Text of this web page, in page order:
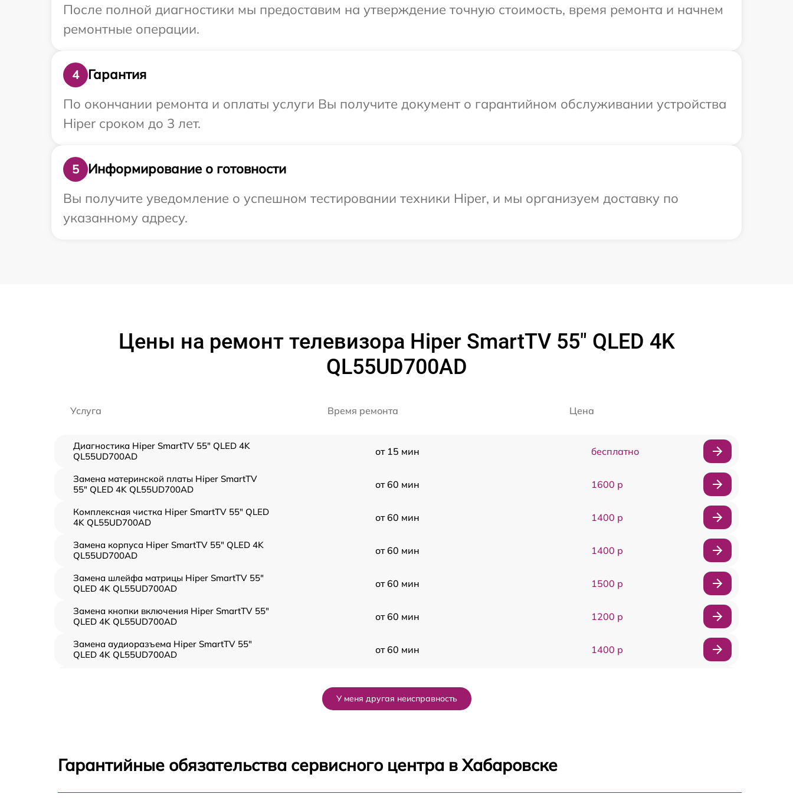
После полной диагностики мы предоставим на утверждение точную стоимость, время ремонта и начнем
ремонтные операции.
4
Гарантия
По окончании ремонта и оплаты услуги Вы получите документ о гарантийном обслуживании устройства
Hiper сроком до 3 лет.
5
Информирование о готовности
Вы получите уведомление о успешном тестировании техники Hiper, и мы организуем доставку по
указанному адресу.
Цены на ремонт телевизора Hiper SmartTV 55" QLED 4K
QL55UD700AD
Услуга Время ремонта Цена
Диагностика Hiper SmartTV 55" QLED 4K
QL55UD700AD
от 15 мин бесплатно
Замена материнской платы Hiper SmartTV
55" QLED 4K QL55UD700AD
от 60 мин 1600 р
Комплексная чистка Hiper SmartTV 55" QLED
4K QL55UD700AD
от 60 мин 1400 р
Замена корпуса Hiper SmartTV 55" QLED 4K
QL55UD700AD
от 60 мин 1400 р
Замена шлейфа матрицы Hiper SmartTV 55"
QLED 4K QL55UD700AD
от 60 мин 1500 р
Замена кнопки включения Hiper SmartTV 55"
QLED 4K QL55UD700AD
от 60 мин 1200 р
Замена аудиоразъема Hiper SmartTV 55"
QLED 4K QL55UD700AD
от 60 мин 1400 р
QLED 4K QL55UD700AD
QLED 4K QL55UD700AD
от 60 мин 1800 р
У меня другая неисправность
Гарантийные обязательства сервисного центра в Хабаровске